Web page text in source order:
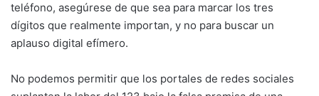
teléfono, asegúrese de que sea para marcar los tres
dígitos que realmente importan, y no para buscar un
aplauso digital efímero.
No podemos permitir que los portales de redes sociales